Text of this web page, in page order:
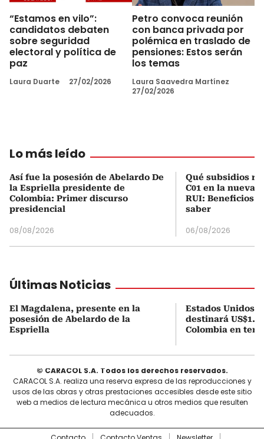
“Estamos en vilo”:
candidatos debaten
sobre seguridad
electoral y política de
paz
Laura Duarte 27/02/2026
Petro convoca reunión
con banca privada por
polémica en traslado de
pensiones: Estos serán
los temas
Laura Saavedra Martínez
27/02/2026
Lo más leído
Así fue la posesión de Abelardo De
la Espriella presidente de
Colombia: Primer discurso
presidencial
08/08/2026
Qué subsidios
C01 en la nueva
RUI: Beneficios
saber
06/08/2026
Últimas Noticias
El Magdalena, presente en la
posesión de Abelardo de la
Espriella
Estados Unidos
destinará
Colombia en
© CARACOL S.A. Todos los derechos reservados.
CARACOL S.A. realiza una reserva expresa de las reproducciones y
usos de las obras y otras prestaciones accesibles desde este sitio
web a medios de lectura mecánica u otros medios que resulten
adecuados.